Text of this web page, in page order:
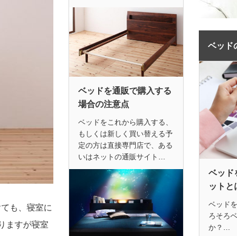
も、寝室に
ますが寝室
ベッドを通販で購入する
場合の注意点
ベッドをこれから購入する、
もしくは新しく買い替える予
定の方は直接専門店で、ある
いはネットの通販サイト…
ベッド
ベッド
ットと
ベッド
ろそろ
か？…